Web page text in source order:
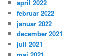
april 2022
februar 2022
januar 2022
december 2021
juli 2021